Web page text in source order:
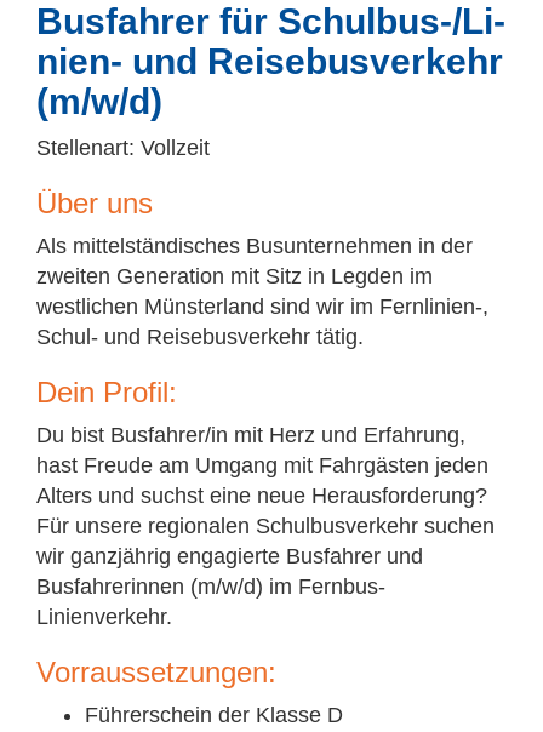
Bus­fah­rer für Schul­bus-/​Li­
ni­en- und Rei­se­bus­ver­kehr
(m/​w/​d)
Stellenart: Vollzeit
Über uns
Als mittelständisches Busunternehmen in der
zweiten Generation mit Sitz in Legden im
westlichen Münsterland sind wir im Fernlinien-,
Schul- und Reisebusverkehr tätig.
Dein Pro­fil:
Du bist Busfahrer/in mit Herz und Erfahrung,
hast Freude am Umgang mit Fahrgästen jeden
Alters und suchst eine neue Herausforderung?
Für unsere regionalen Schulbusverkehr suchen
wir ganzjährig engagierte Busfahrer und
Busfahrerinnen (m/w/d) im Fernbus-
Linienverkehr.
Vorraus­set­zun­gen:
Führerschein der Klasse D